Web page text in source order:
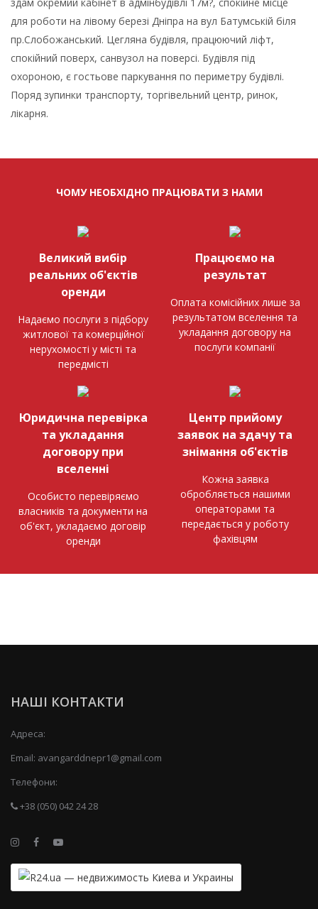
для роботи на лівому березі Дніпра на вул Батумській біля
пр.Слобожанський. Цегляна будівля, працюючий ліфт,
спокійний поверх, санвузол на поверсі. Будівля під
охороною, є гостьове паркування по периметру будівлі.
Поряд зупинки транспорту, торгівельний центр, ринок,
лікарня.
ЧОМУ НЕОБХІДНО ПРАЦЮВАТИ З НАМИ
Великий вибір
реальних об'єктів
оренди
Надаємо послуги з підбору
житлової та комерційної
нерухомості у місті та
передмісті
Працюємо на
результат
Оплата комісійних лише за
результатом вселення та
укладання договору на
послуги компанії
Юридична перевірка
та укладання
договору при
вселенні
Особисто перевіряємо
власників та документи на
об'єкт, укладаємо договір
оренди
Центр прийому
заявок на здачу та
знімання об'єктів
Кожна заявка
обробляється нашими
операторами та
передається у роботу
фахівцям
НАШІ КОНТАКТИ
Адреса:
Email: avangarddnepr1@gmail.com
Телефони:
+38 (050) 042 24 28